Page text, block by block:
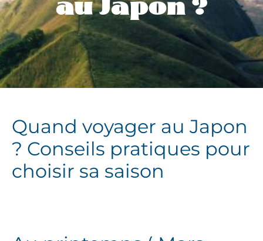
au Japon ?
Quand voyager au Japon
? Conseils pratiques pour
choisir sa saison